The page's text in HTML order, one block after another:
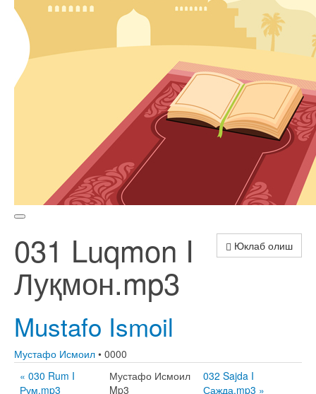
Юклаб олиш
031 Luqmon I
Луқмон.mp3
Mustafo Ismoil
Мустафо Исмоил • 0000
« 030 Rum I
Рум.mp3
Мустафо Исмоил
Mp3
032 Sajda I
Сажда.mp3 »